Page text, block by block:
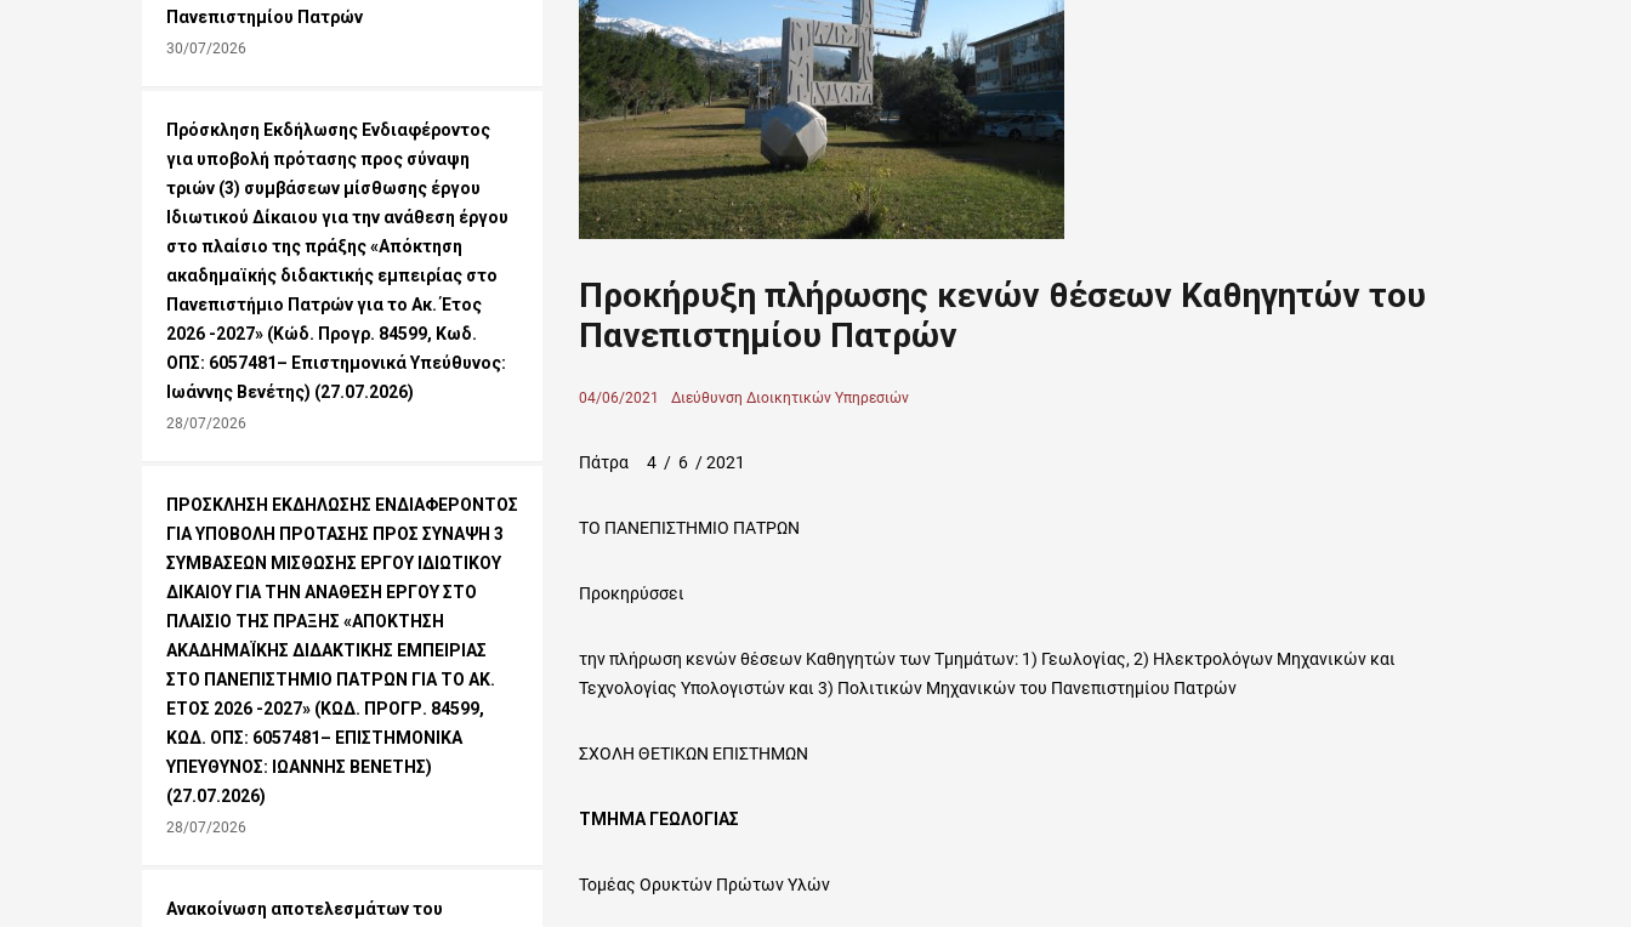
Προκήρυξη πλήρωσης κενών θέσεων Καθηγητών του
Πανεπιστημίου Πατρών
Posted
04/06/2021 Author
Διεύθυνση Διοικητικών Υπηρεσιών
Πάτρα 4 / 6 / 2021
ΤΟ ΠΑΝΕΠΙΣΤΗΜΙΟ ΠΑΤΡΩΝ
Προκηρύσσει
την πλήρωση κενών θέσεων Καθηγητών των Τμημάτων: 1) Γεωλογίας, 2) Ηλεκτρολόγων Μηχανικών και
Τεχνολογίας Υπολογιστών και 3) Πολιτικών Μηχανικών του Πανεπιστημίου Πατρών
ΣΧΟΛΗ ΘΕΤΙΚΩΝ ΕΠΙΣΤΗΜΩΝ
ΤΜΗΜΑ ΓΕΩΛΟΓΙΑΣ
Τομέας Ορυκτών Πρώτων Υλών
Πανεπιστημίου Πατρών
30/07/2026
Πρόσκληση Εκδήλωσης Ενδιαφέροντος
για υποβολή πρότασης προς σύναψη
τριών (3) συμβάσεων μίσθωσης έργου
Ιδιωτικού Δίκαιου για την ανάθεση έργου
στο πλαίσιο της πράξης «Απόκτηση
ακαδημαϊκής διδακτικής εμπειρίας στο
Πανεπιστήμιο Πατρών για το Ακ. Έτος
2026 -2027» (Κώδ. Προγρ. 84599, Κωδ.
ΟΠΣ: 6057481– Επιστημονικά Υπεύθυνος:
Ιωάννης Βενέτης) (27.07.2026)
28/07/2026
ΠΡΟΣΚΛΗΣΗ ΕΚΔΗΛΩΣΗΣ ΕΝΔΙΑΦΕΡΟΝΤΟΣ
ΓΙΑ ΥΠΟΒΟΛΗ ΠΡΟΤΑΣΗΣ ΠΡΟΣ ΣΥΝΑΨΗ 3
ΣΥΜΒΑΣΕΩΝ ΜΙΣΘΩΣΗΣ ΕΡΓΟΥ ΙΔΙΩΤΙΚΟΥ
ΔΙΚΑΙΟΥ ΓΙΑ ΤΗΝ ΑΝΑΘΕΣΗ ΕΡΓΟΥ ΣΤΟ
ΠΛΑΙΣΙΟ ΤΗΣ ΠΡΑΞΗΣ «ΑΠΟΚΤΗΣΗ
ΑΚΑΔΗΜΑΪΚΗΣ ΔΙΔΑΚΤΙΚΗΣ ΕΜΠΕΙΡΙΑΣ
ΣΤΟ ΠΑΝΕΠΙΣΤΗΜΙΟ ΠΑΤΡΩΝ ΓΙΑ ΤΟ ΑΚ.
ΕΤΟΣ 2026 -2027» (ΚΩΔ. ΠΡΟΓΡ. 84599,
ΚΩΔ. ΟΠΣ: 6057481– ΕΠΙΣΤΗΜΟΝΙΚΑ
ΥΠΕΥΘΥΝΟΣ: ΙΩΑΝΝΗΣ ΒΕΝΕΤΗΣ)
(27.07.2026)
28/07/2026
Ανακοίνωση αποτελεσμάτων του